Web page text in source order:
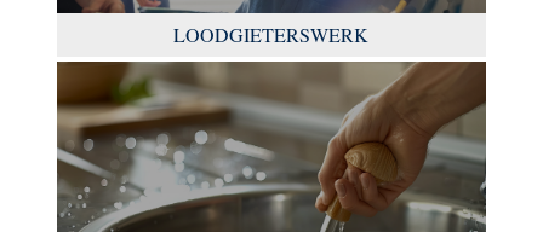
LOODGIETERSWERK